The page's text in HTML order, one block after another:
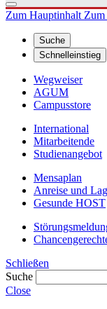
Zum HauptinhaltZum
Suche
Schnelleinstieg
Wegweiser
AGUM
Campusstore
International
Mitarbeitende
Studienangebot
Mensaplan
Anreise und
Gesunde HOST
Schließen
Suche
Close